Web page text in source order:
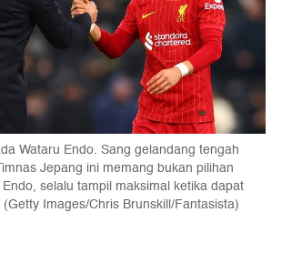
Wataru Endo. Sang gelandang tengah
Jepang ini memang bukan pilihan
selalu tampil maksimal ketika dapat
Images/Chris Brunskill/Fantasista)